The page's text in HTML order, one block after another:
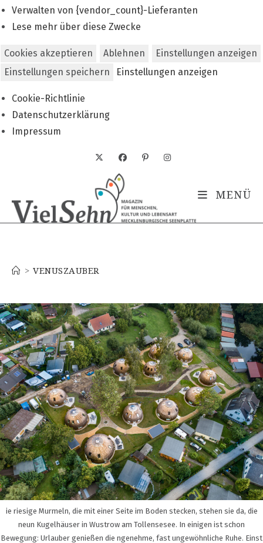
Verwalten von {vendor_count}-Lieferanten
Lese mehr über diese Zwecke
Cookies akzeptieren Ablehnen
Einstellungen anzeigen
Einstellungen speichern
Einstellungen anzeigen
Cookie-Richtlinie
Datenschutzerklärung
Impressum
MENÜ
> VENUSZAUBER
ie riesige Murmeln, die mit einer Seite im Boden stecken, stehen sie da, die
neun Kugelhäuser in Wustrow am Tollensesee. In einigen ist schon
Bewegung: Urlauber genießen die ngenehme, fast ungewöhnliche Ruhe. Einst